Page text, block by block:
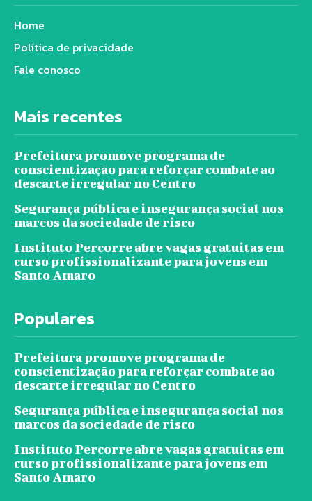
Home
Política de privacidade
Fale conosco
Mais recentes
Prefeitura promove programa de
conscientização para reforçar combate ao
descarte irregular no Centro
Segurança pública e insegurança social nos
marcos da sociedade de risco
Instituto Percorre abre vagas gratuitas em
curso profissionalizante para jovens em
Santo Amaro
Populares
Prefeitura promove programa de
conscientização para reforçar combate ao
descarte irregular no Centro
Segurança pública e insegurança social nos
marcos da sociedade de risco
Instituto Percorre abre vagas gratuitas em
curso profissionalizante para jovens em
Santo Amaro